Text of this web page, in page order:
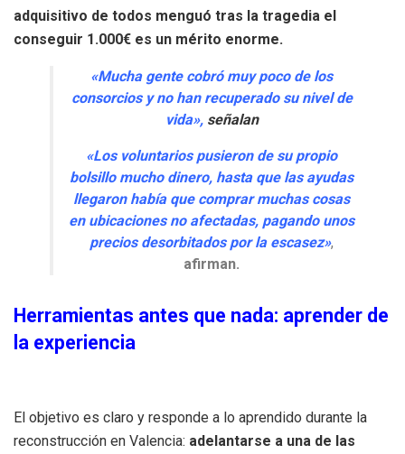
adquisitivo de todos menguó tras la tragedia el
conseguir 1.000€ es un mérito enorme.
«Mucha gente cobró muy poco de los
consorcios y no han recuperado su nivel de
vida», señalan
«Los voluntarios pusieron de su propio
bolsillo mucho dinero, hasta que las ayudas
llegaron había que comprar muchas cosas
en ubicaciones no afectadas, pagando unos
precios desorbitados por la escasez»,
afirman.
Herramientas antes que nada: aprender de
la experiencia
El objetivo es claro y responde a lo aprendido durante la
reconstrucción en Valencia: adelantarse a una de las